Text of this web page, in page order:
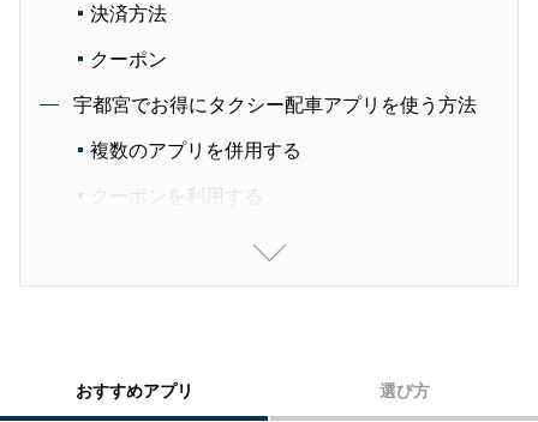
決済方法
クーポン
宇都宮でお得にタクシー配車アプリを使う方法
複数のアプリを併用する
クーポンを利用する
宇都宮でおすすめのタクシー配車アプリまとめ
おすすめアプリ 選び方